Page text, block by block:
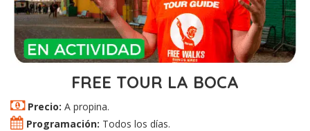
FREE TOUR LA BOCA
Precio: A propina.
Programación: Todos los días.